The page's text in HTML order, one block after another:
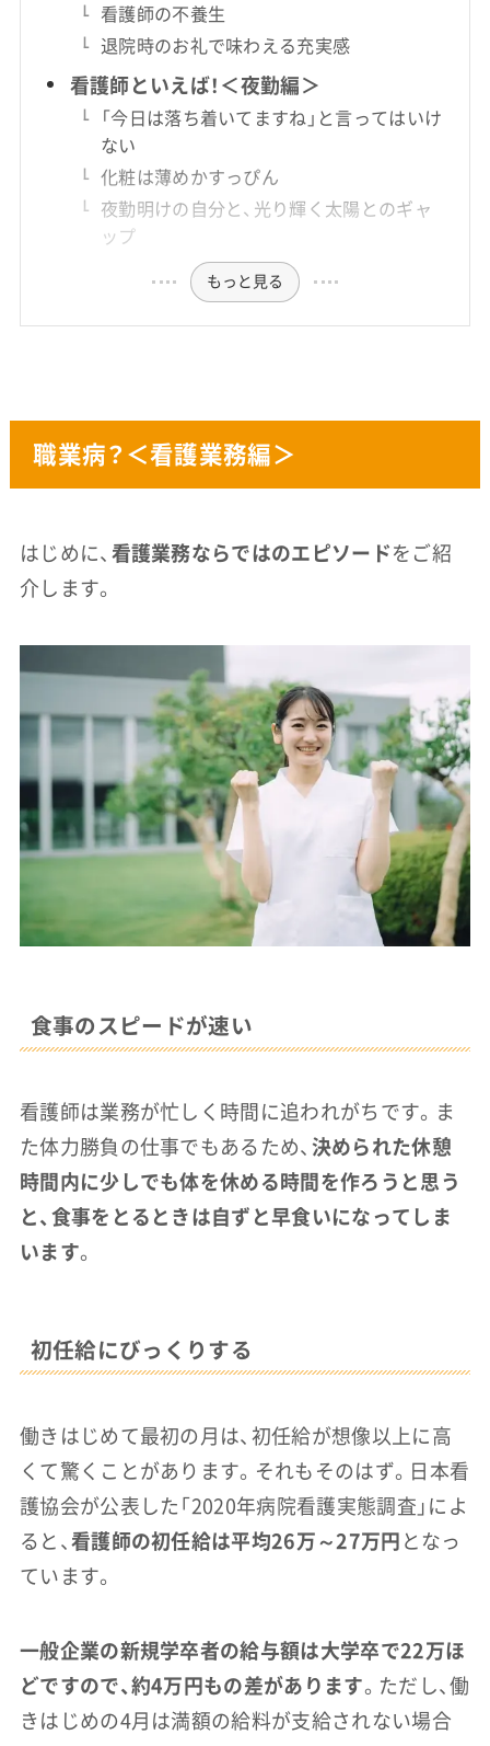
看護師の不養生
退院時のお礼で味わえる充実感
看護師といえば！＜夜勤編＞
「今日は落ち着いてますね」と言ってはいけ
ない
化粧は薄めかすっぴん
夜勤明けの自分と、光り輝く太陽とのギャ
ップ
もっと見る
職業病？＜看護業務編＞
はじめに、 看護業務ならではのエピソード をご紹
介します。
食事のスピードが速い
看護師は業務が忙しく時間に追われがちです。ま
た体力勝負の仕事でもあるため、 決められた休憩
時間内に少しでも体を休める時間を作ろうと思う
と、食事をとるときは自ずと早食いになってしま
います。
初任給にびっくりする
働きはじめて最初の月は、初任給が想像以上に高
くて驚くことがあります。それもそのはず。日本看
護協会が公表した「2020年病院看護実態調査」によ
ると、 看護師の初任給は平均26万～27万円 となっ
ています。
一般企業の新規学卒者の給与額は大学卒で22万ほ
どですので、約4万円もの差があります。ただし、働
きはじめの4月は満額の給料が支給されない場合